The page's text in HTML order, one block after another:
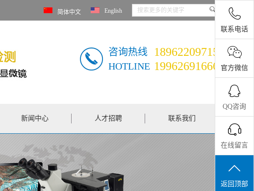
简体中文 English
咨询热线
HOTLINE
18962209715
19962691666
新闻中心 人才招聘 联系我们
联系电话
官方微信
QQ咨询
在线留言
返回顶部